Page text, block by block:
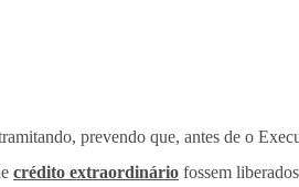
prevendo que, antes de o
crédito extraordinário fossem